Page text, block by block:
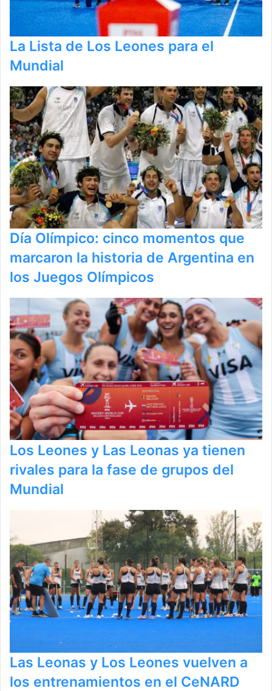
La Lista de Los Leones para el
Mundial
Día Olímpico: cinco momentos que
marcaron la historia de Argentina en
los Juegos Olímpicos
Los Leones y Las Leonas ya tienen
rivales para la fase de grupos del
Mundial
Las Leonas y Los Leones vuelven a
los entrenamientos en el CeNARD